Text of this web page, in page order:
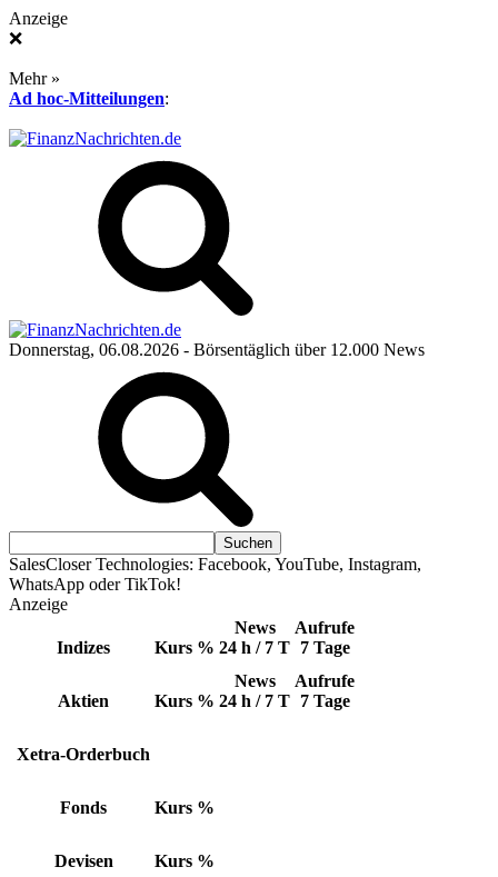
Anzeige
❌
Mehr »
Ad hoc-Mitteilungen:
Donnerstag, 06.08.2026 - Börsentäglich über 12.000 News
SalesCloser Technologies: Facebook, YouTube, Instagram,
WhatsApp oder TikTok!
Anzeige
Indizes Kurs %
News
24 h / 7 T
Aufrufe
7 Tage
Aktien Kurs %
News
24 h / 7 T
Aufrufe
7 Tage
Xetra-Orderbuch
Fonds Kurs %
Devisen Kurs %